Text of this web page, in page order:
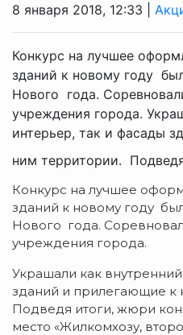
8 января 2018, 12:33 |
Конкурс на лучшее
зданий к новому году
Нового года.
учреждения города.
интерьер, так и фасады
ним территории.
Конкурс на лучшее
зданий к новому году
Нового года.
учреждения города.
Украшали как
зданий и прилегающие к
Подведя итоги, жюри
место «Жилкомхозу,